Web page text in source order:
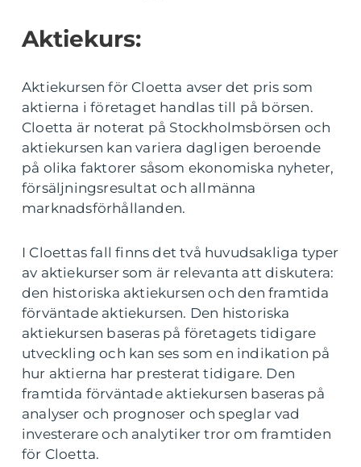
Aktiekurs:
Aktiekursen för Cloetta avser det pris som
aktierna i företaget handlas till på börsen.
Cloetta är noterat på Stockholmsbörsen och
aktiekursen kan variera dagligen beroende
på olika faktorer såsom ekonomiska nyheter,
försäljningsresultat och allmänna
marknadsförhållanden.
I Cloettas fall finns det två huvudsakliga typer
av aktiekurser som är relevanta att diskutera:
den historiska aktiekursen och den framtida
förväntade aktiekursen. Den historiska
aktiekursen baseras på företagets tidigare
utveckling och kan ses som en indikation på
hur aktierna har presterat tidigare. Den
framtida förväntade aktiekursen baseras på
analyser och prognoser och speglar vad
investerare och analytiker tror om framtiden
för Cloetta.